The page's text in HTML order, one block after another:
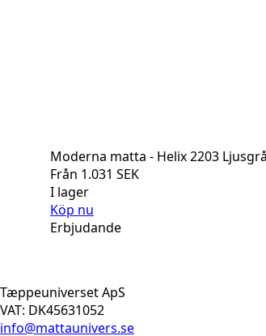
Moderna matta - Helix 2203 Ljusgrå
Från 1.031 SEK
I lager
Köp nu
Erbjudande
Tæppeuniverset ApS
VAT: DK45631052
info@mattaunivers.se